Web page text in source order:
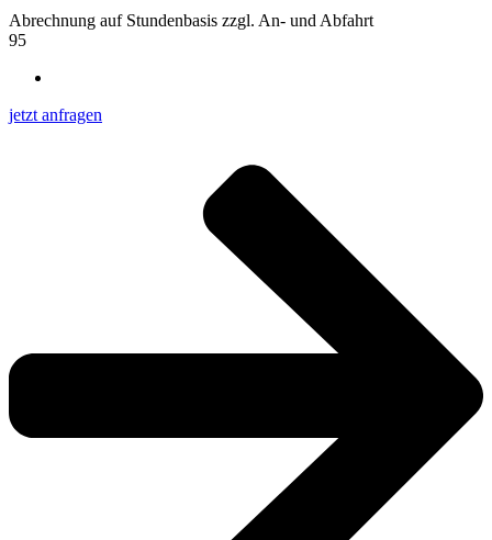
Abrechnung auf Stundenbasis zzgl. An- und Abfahrt
95
jetzt anfragen